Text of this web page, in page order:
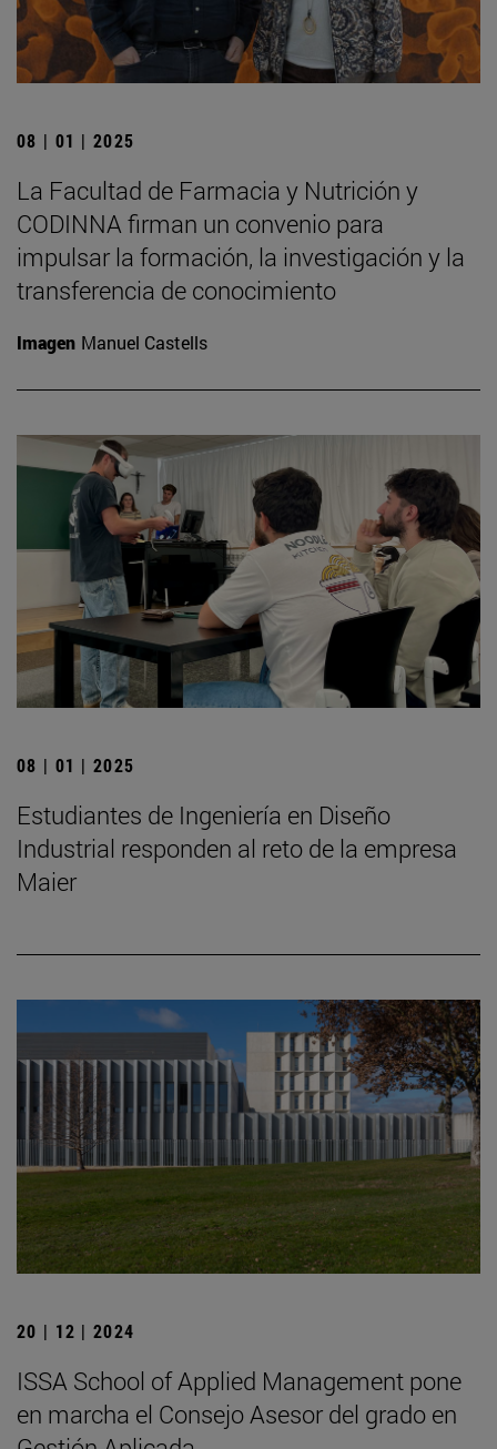
08 | 01 | 2025
La Facultad de Farmacia y Nutrición y
CODINNA firman un convenio para
impulsar la formación, la investigación y la
transferencia de conocimiento
Imagen Manuel Castells
08 | 01 | 2025
Estudiantes de Ingeniería en Diseño
Industrial responden al reto de la empresa
Maier
20 | 12 | 2024
ISSA School of Applied Management pone
en marcha el Consejo Asesor del grado en